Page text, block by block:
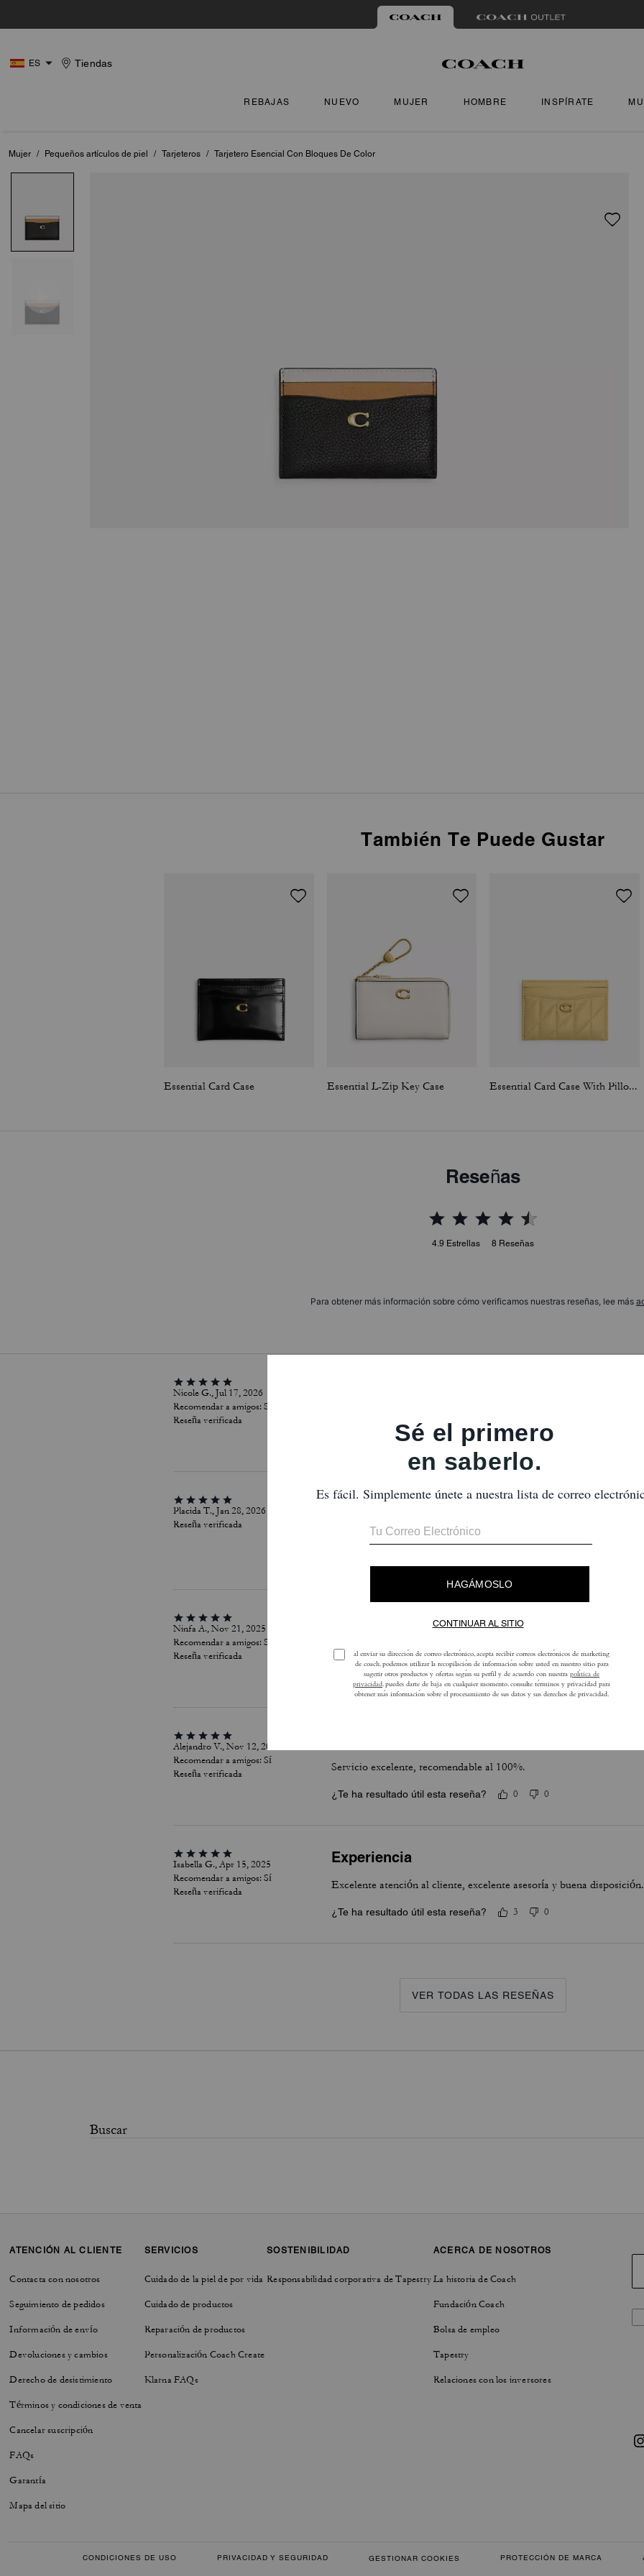
ES Tiendas
REBAJAS NUEVO MUJER HOMBRE INSPÍRATE
Mujer / Pequeños artículos de piel / Tarjeteros / Tarjetero Esencial Con Bloques De Color
También Te Puede Gustar
Essential Card Case Essential L-Zip Key Case Essential Card Case With Pillow Quilting
Reseñas
4.9 Estrellas 8 Reseñas
Para obtener más información sobre cómo verificamos nuestras reseñas, lee más
Nicole G., Jul 17, 2026
Recomendar a amigos: Sí
Reseña verificada
¿Te ha resultado útil esta reseña? 0 0
Placida T., Jan 28, 2026
Reseña verificada
Excelente lo recomiendo
Una calidad unica
Ninfa A., Nov 21, 2025
Recomendar a amigos: Sí
Reseña verificada
Muy buena atención y de calidad de producto de calidad
¿Te ha resultado útil esta reseña? 0 0
Alejandro V., Nov 12, 2025
Recomendar a amigos: Sí
Reseña verificada
Servicio excelente, recomendable al 100%.
¿Te ha resultado útil esta reseña? 0 0
Isabella G., Apr 15, 2025
Recomendar a amigos: Sí
Reseña verificada
Experiencia
Excelente atención al cliente, excelente asesoría y buena disposición.
¿Te ha resultado útil esta reseña? 3 0
VER TODAS LAS RESEÑAS
ATENCIÓN AL CLIENTE
Contacta con nosotros
Seguimiento de pedidos
Información de envío
Devoluciones y cambios
Derecho de desistimiento
Términos y condiciones de venta
Cancelar suscripción
FAQs
Garantía
Mapa del sitio
SERVICIOS
Cuidado de la piel de por vida
Cuidado de productos
Reparación de productos
Personalización Coach Create
Klarna FAQs
SOSTENIBILIDAD
Responsabilidad corporativa de Tapestry
ACERCA DE NOSOTROS
La historia de Coach
Fundación Coach
Bolsa de empleo
Tapestry
Relaciones con los inversores
CONDICIONES DE USO PRIVACIDAD Y SEGURIDAD GESTIONAR COOKIES PROTECCIÓN DE MARCA